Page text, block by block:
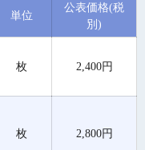
単位
公表価格(税
別)
枚 2,400円
枚 2,800円